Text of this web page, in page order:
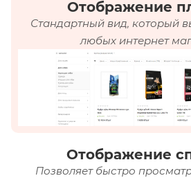
Отображение
Стандартный вид, который
любых интернет
Отображение
Позволяет быстро